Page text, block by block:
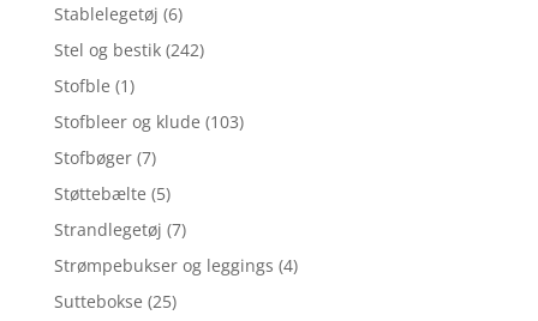
Stablelegetøj (6)
Stel og bestik (242)
Stofble (1)
Stofbleer og klude (103)
Stofbøger (7)
Støttebælte (5)
Strandlegetøj (7)
Strømpebukser og leggings (4)
Suttebokse (25)